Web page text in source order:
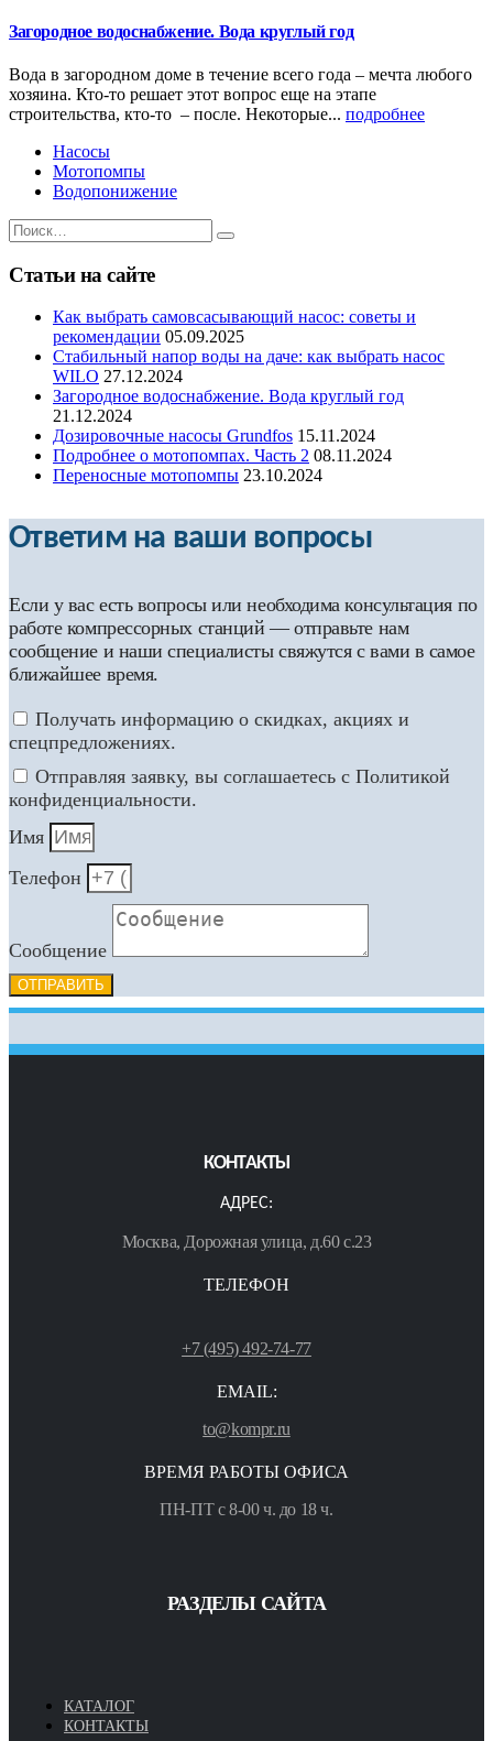
Загородное водоснабжение. Вода круглый год
Вода в загородном доме в течение всего года – мечта любого
хозяина. Кто-то решает этот вопрос еще на этапе
строительства, кто-то – после. Некоторые... подробнее
Насосы
Мотопомпы
Водопонижение
Статьи на сайте
Как выбрать самовсасывающий насос: советы и
рекомендации 05.09.2025
Стабильный напор воды на даче: как выбрать насос
WILO 27.12.2024
Загородное водоснабжение. Вода круглый год
21.12.2024
Дозировочные насосы Grundfos 15.11.2024
Подробнее о мотопомпах. Часть 2 08.11.2024
Переносные мотопомпы 23.10.2024
Ответим на ваши вопросы
Если у вас есть вопросы или необходима консультация по
работе компрессорных станций — отправьте нам
сообщение и наши специалисты свяжутся с вами в самое
ближайшее время.
Получать информацию о скидках, акциях и
спецпредложениях.
Отправляя заявку, вы соглашаетесь с Политикой
конфиденциальности.
Имя
Телефон
Сообщение
ОТПРАВИТЬ
КОНТАКТЫ
АДРЕС:
Москва, Дорожная улица, д.60 с.23
ТЕЛЕФОН
+7 (495) 492-74-77
EMAIL:
to@kompr.ru
ВРЕМЯ РАБОТЫ ОФИСА
ПН-ПТ с 8-00 ч. до 18 ч.
РАЗДЕЛЫ САЙТА
КАТАЛОГ
КОНТАКТЫ